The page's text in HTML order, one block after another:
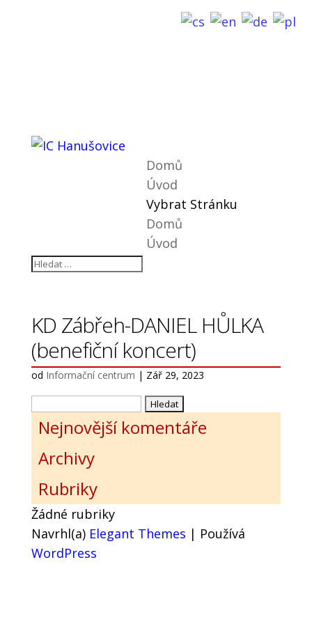
Domů
Úvod
Vybrat Stránku
Domů
Úvod
KD Zábřeh-DANIEL HŮLKA
(benefiční koncert)
od Informační centrum | Zář 29, 2023
Vyhledávání
Nejnovější komentáře
Archivy
Rubriky
Žádné rubriky
Navrhl(a) Elegant Themes | Používá
WordPress